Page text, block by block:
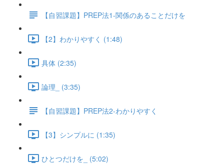
【自習課題】PREP法1-関係のあることだけを
【2】わかりやすく (1:48)
具体 (2:35)
論理_ (3:35)
【自習課題】PREP法2-わかりやすく
【3】シンプルに (1:35)
ひとつだけを_ (5:02)